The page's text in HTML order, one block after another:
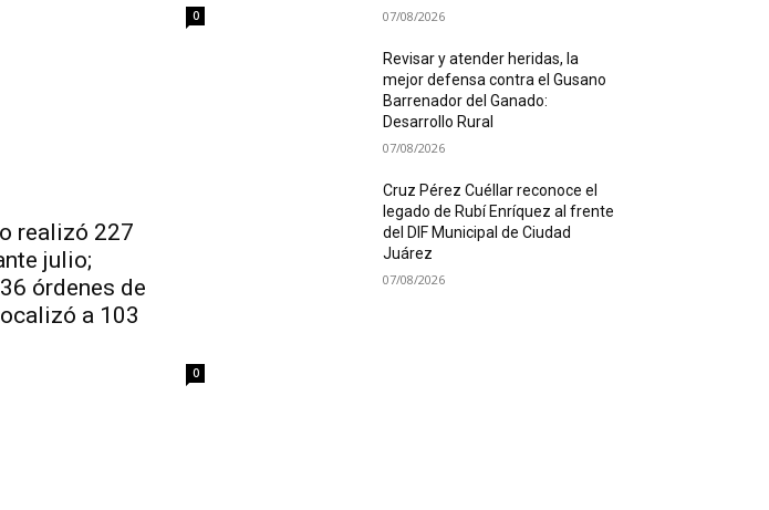
0
realizó 227
julio;
órdenes de
a 103
0
07/08/2026
Revisar y atender heridas, la
mejor defensa contra el Gusano
Barrenador del Ganado:
Desarrollo Rural
07/08/2026
Cruz Pérez Cuéllar reconoce el
legado de Rubí Enríquez al frente
del DIF Municipal de Ciudad
Juárez
07/08/2026